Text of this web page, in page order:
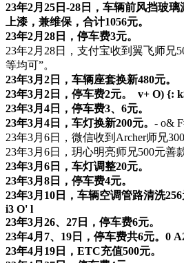
23年2月25日-28日，车辆前风挡玻
上漆，兼维保，合计1056元。
23年2月28日，停车费3元。
23年2月28日，支付宝收到翼飞师兄
等均可”。
23年3月2日，车辆座套换新480元。
23年3月2日，停车费2元。
v+ O) {:
23年3月4日，停车费3、6元。
23年3月4日，车灯换新200元。 - o&
23年3月6日，微信收到Archer师兄
23年3月6日，玥心明亮师兄500元善
23年3月6日，车灯调整20元。
23年3月8日，停车费4元。
23年3月10日，车辆空调管路清洗256
i3 O' l
23年3月26、27日，停车费6元。
23年4月7、19日，停车费共6元。 0
23年4月19日，ETC充值500元。